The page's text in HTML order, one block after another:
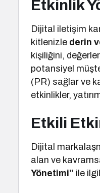
Etkinlik
Dijital iletişim
kitlenizle derin
kişiliğini,
potansiyel
(PR) sağlar ve
etkinlikler,
Etkili
Dijital
alan ve
Yönetimi” ile